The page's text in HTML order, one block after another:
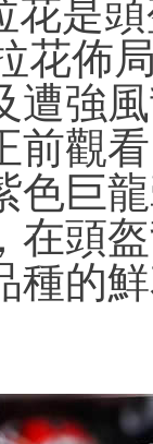
花是
花佈
遭強
前觀
色巨
在頭
種的